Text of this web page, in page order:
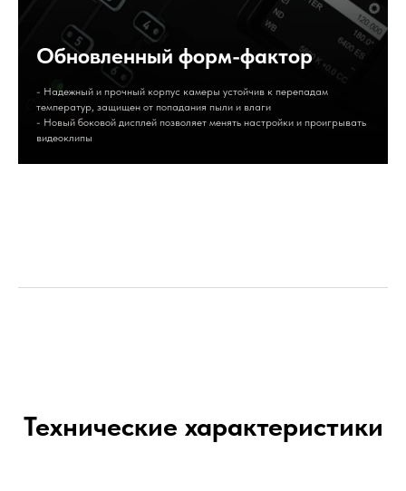
Обновленный форм-фактор
- Надежный и прочный корпус камеры устойчив к перепадам
температур, защищен от попадания пыли и влаги
- Новый боковой дисплей позволяет менять настройки и проигрывать
видеоклипы
Технические характеристики